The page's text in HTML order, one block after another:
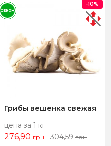
Грибы вешенка свежая
цена за 1 кг
276,90 грн 304,59грн
-10%
СЕЗОН